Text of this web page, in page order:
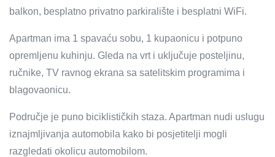
balkon, besplatno privatno parkiralište i besplatni WiFi.
Apartman ima 1 spavaću sobu, 1 kupaonicu i potpuno
opremljenu kuhinju. Gleda na vrt i uključuje posteljinu,
ručnike, TV ravnog ekrana sa satelitskim programima i
blagovaonicu.
Područje je puno biciklističkih staza. Apartman nudi uslugu
iznajmljivanja automobila kako bi posjetitelji mogli
razgledati okolicu automobilom.